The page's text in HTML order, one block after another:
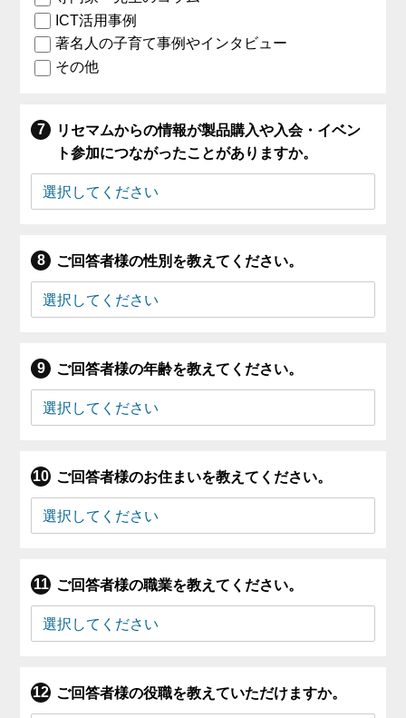
ICT活用事例
著名人の子育て事例やインタビュー
その他
リセマムからの情報が製品購入や入会・イベン
ト参加につながったことがありますか。
ご回答者様の性別を教えてください。
ご回答者様の年齢を教えてください。
ご回答者様のお住まいを教えてください。
ご回答者様の職業を教えてください。
ご回答者様の役職を教えていただけますか。